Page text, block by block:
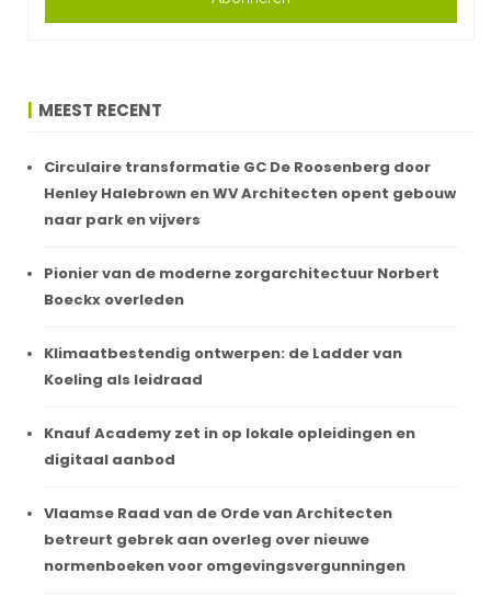
MEEST RECENT
Circulaire transformatie GC De Roosenberg door
Henley Halebrown en WV Architecten opent gebouw
naar park en vijvers
Pionier van de moderne zorgarchitectuur Norbert
Boeckx overleden
Klimaatbestendig ontwerpen: de Ladder van
Koeling als leidraad
Knauf Academy zet in op lokale opleidingen en
digitaal aanbod
Vlaamse Raad van de Orde van Architecten
betreurt gebrek aan overleg over nieuwe
normenboeken voor omgevingsvergunningen